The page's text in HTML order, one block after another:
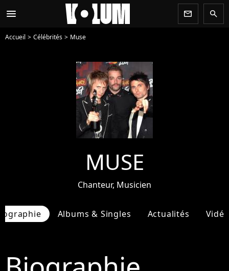
menu newsletter search
Accueil Célébrités Muse
MUSE
Chanteur, Musicien
Albums & Singles Actualités